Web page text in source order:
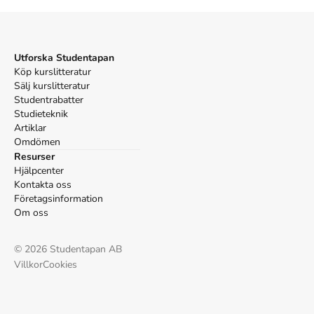
Vancouver
Alfredsson M. Bli rik på aktier. Bokförlaget Forum; 2000.
Utforska Studentapan
Köp kurslitteratur
Sälj kurslitteratur
Studentrabatter
Studieteknik
Artiklar
Omdömen
Resurser
Hjälpcenter
Kontakta oss
Företagsinformation
Om oss
© 2026 Studentapan AB
VillkorCookies